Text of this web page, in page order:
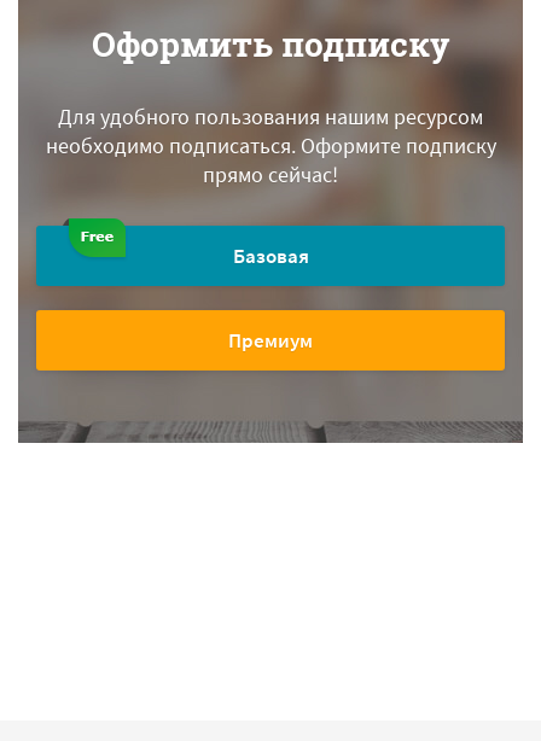
Оформить подписку
Для удобного пользования нашим ресурсом
необходимо подписаться.Оформите подписку
прямо сейчас!
Базовая
Премиум